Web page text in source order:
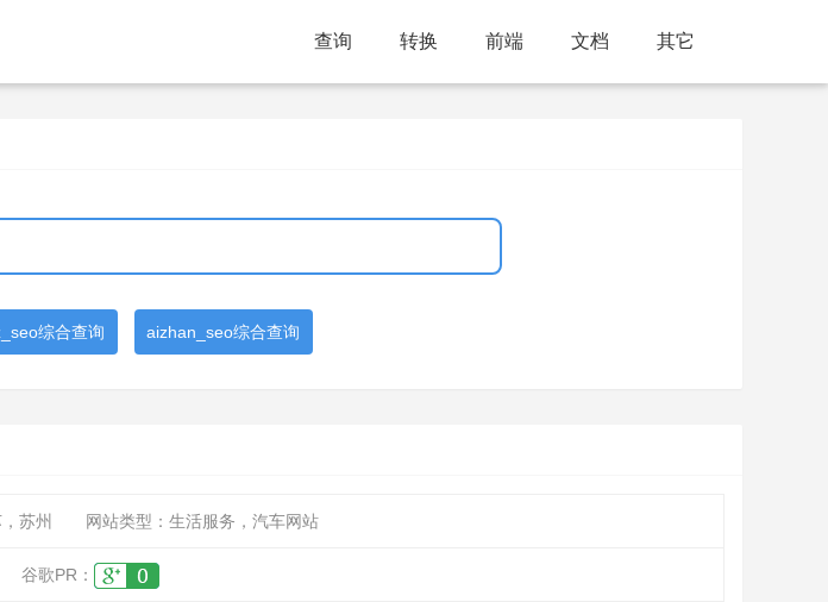
查询 转换 前端 文档 其它
综合查询 aizhan_seo综合查询
苏州 网站类型：生活服务，汽车网站
谷歌PR：